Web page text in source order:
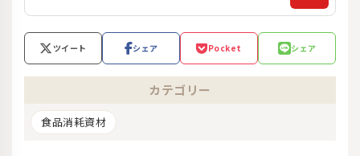
ツイート シェア Pocket シェア
カテゴリー
食品消耗資材